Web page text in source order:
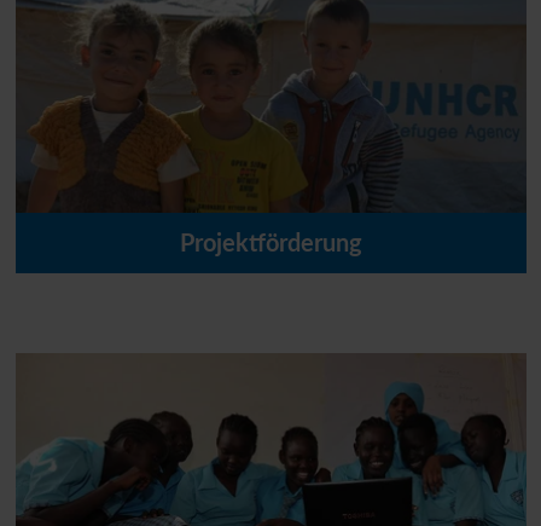
MEHR ERFAHREN
Projektförderung
MEHR ERFAHREN